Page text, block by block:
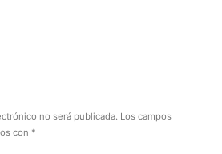
no será publicada. Los campos
con *